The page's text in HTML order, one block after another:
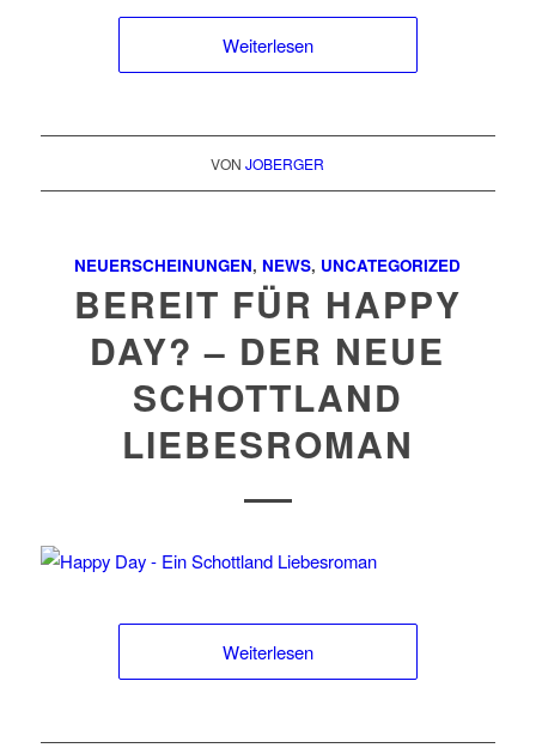
Weiterlesen
VONJOBERGER
NEUERSCHEINUNGEN, NEWS, UNCATEGORIZED
BEREIT FÜR HAPPY
DAY? – DER NEUE
SCHOTTLAND
LIEBESROMAN
Weiterlesen